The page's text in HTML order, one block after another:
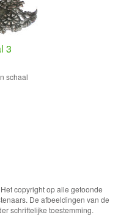
3
schaal
Het copyright op alle getoonde
De afbeeldingen van de
schriftelijke toestemming.